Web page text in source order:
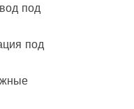
под
под